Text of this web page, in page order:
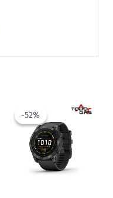
-52%
-52%